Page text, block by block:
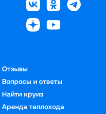
Отзывы
Вопросы и ответы
Найти круиз
Аренда теплохода